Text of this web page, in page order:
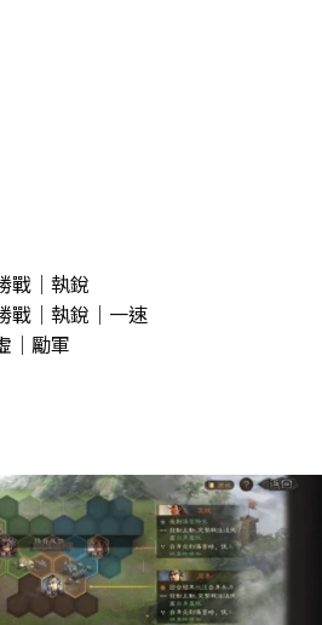
戰｜執銳
戰｜執銳｜一速
｜勵軍